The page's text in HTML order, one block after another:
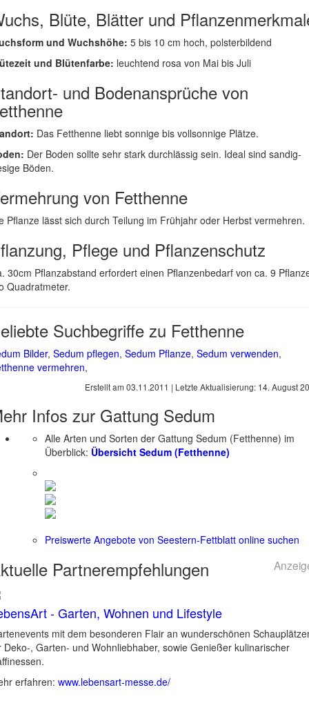
Blüte, Blätter und
und Wuchshöhe: 5 bis 10 cm hoch, polsterbildend
und Blütenfarbe: leuchtend rosa von Mai bis Juli
und Bodenansprüche von
Das Fetthenne liebt sonnige bis vollsonnige Plätze.
Der Boden sollte sehr stark durchlässig sein. Ideal sind sandig-
Böden.
von Fetthenne
Pflanze lässt sich durch Teilung im Frühjahr oder Herbst vermehren.
Pflege und Pflanzenschutz
30cm Pflanzabstand erfordert einen Pflanzenbedarf von ca. 9
Quadratmeter.
Suchbegriffe zu Fetthenne
Bilder, Sedum pflegen, Sedum Pflanze, Sedum verwenden,
vermehren,
Erstellt am 03.11.2011 | Letzte Aktualisierung: 14. August
Infos zur Gattung Sedum
Alle Arten und Sorten der Gattung Sedum (Fetthenne) im
Überblick: Übersicht Sedum (Fetthenne)
Preiswerte Angebote von Seestern-Fettblatt online suchen
Partnerempfehlungen
- Garten, Wohnen und Lifestyle
mit dem besonderen Flair an wunderschönen
Deko-, Garten- und Wohnliebhaber, sowie Genießer kulinarischer
erfahren: www.lebensart-messe.de/